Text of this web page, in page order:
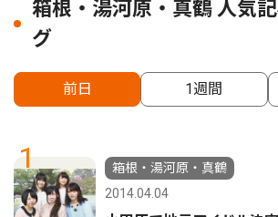
箱根・湯河原・真鶴 人気
グ
前日 1週間
1
箱根・湯河原・真鶴
2014.04.04